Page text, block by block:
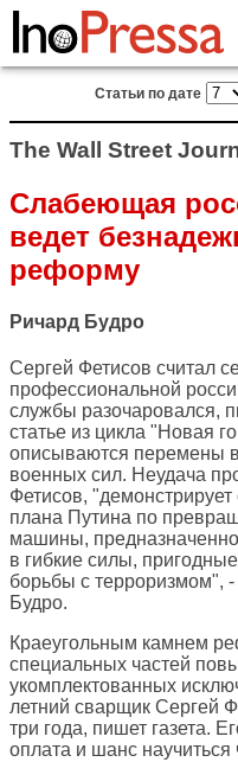
Статьи по дате
The Wall Street
Слабеющая
ведет
реформу
Ричард Будро
Сергей Фетисов считал
профессиональной
службы разочаровался,
статье из цикла "Новая
описываются перемены
военных сил. Неудача
Фетисов, "демонстрирует
плана Путина по
машины,
в гибкие силы,
борьбы с терроризмом",
Будро.
Краеугольным камнем
специальных частей
укомплектованных
летний сварщик Сергей
три года, пишет газета.
оплата и шанс научиться